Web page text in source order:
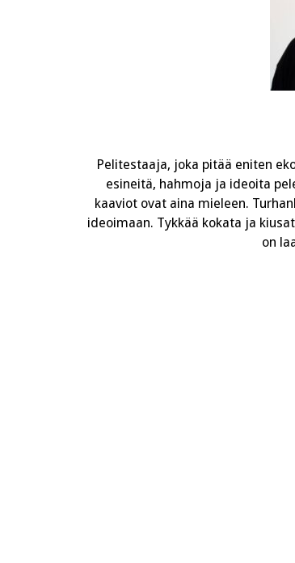
Pelitestaaja, joka pitää eniten
esineitä, hahmoja ja ideoita
kaaviot ovat aina mieleen.
ideoimaan. Tykkää kokata ja
on